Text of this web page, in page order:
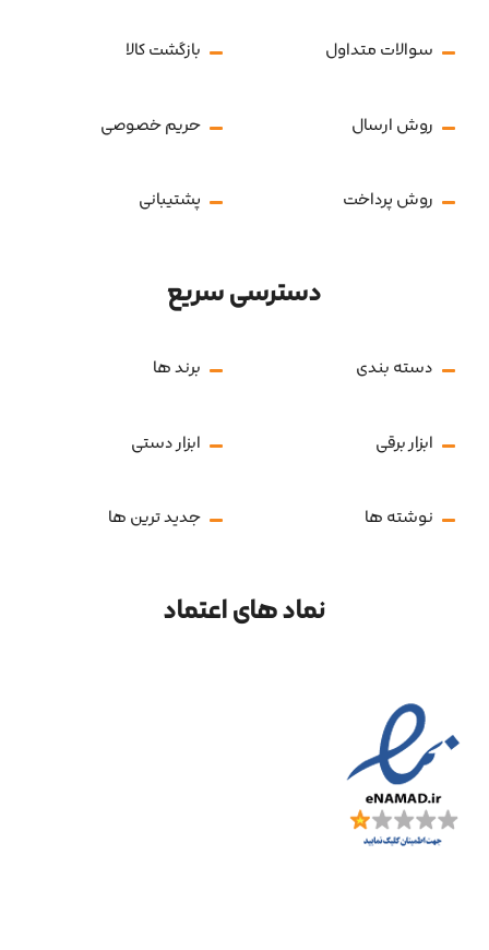
سوالات متداول بازگشت کالا
روش ارسال حریم خصوصی
روش پرداخت پشتیبانی
دسترسی سریع
دسته بندی برند ها
ابزار برقی ابزار دستی
نوشته ها جدید ترین ها
نماد های اعتماد